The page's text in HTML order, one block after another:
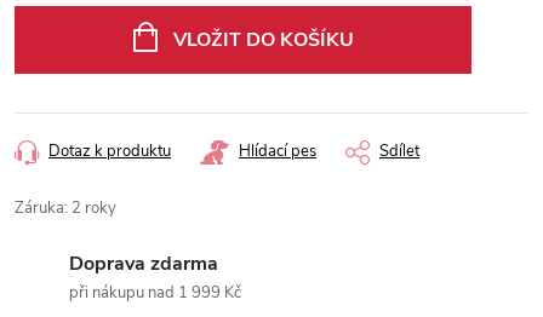
VLOŽIT DO KOŠÍKU
Dotaz k produktu Hlídací pes Sdílet
Záruka: 2 roky
Doprava zdarma
při nákupu nad 1 999 Kč